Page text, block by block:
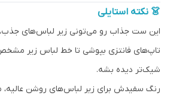
👗 نکته استایلی
این ست جذاب رو می‌تونی زیر لباس‌های
تاپ‌های فانتزی بپوشی تا خط لباس زیر
شیک‌تر دیده بشه.
رنگ سفیدش برای زیر لباس‌های روشن عالیه،